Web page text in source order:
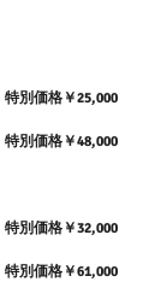
特別価格￥25,000
特別価格￥48,000
特別価格￥32,000
特別価格￥61,000